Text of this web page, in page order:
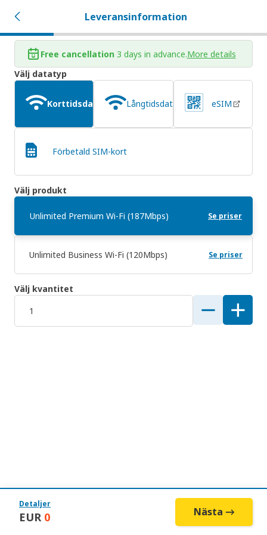
Leveransinformation
Free cancellation 3 days in advance.More details
Välj datatyp
KorttidsdataabonnemangLångtidsdataabonnemang
eSIM
Förbetald SIM-kort
Välj produkt
Unlimited Premium Wi-Fi (187Mbps) Se priser
Unlimited Business Wi-Fi (120Mbps) Se priser
Välj kvantitet
Detaljer
EUR 0 Nästa →